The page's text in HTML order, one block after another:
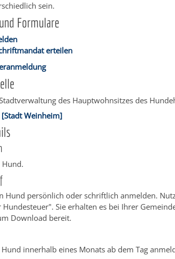
sein.
Formulare
erteilen
des Hauptwohnsitzes des
Weinheim]
Hund.
Hund persönlich oder schriftlich anmelden.
Sie erhalten es bei Ihrer
Download bereit.
innerhalb eines Monats ab dem Tag